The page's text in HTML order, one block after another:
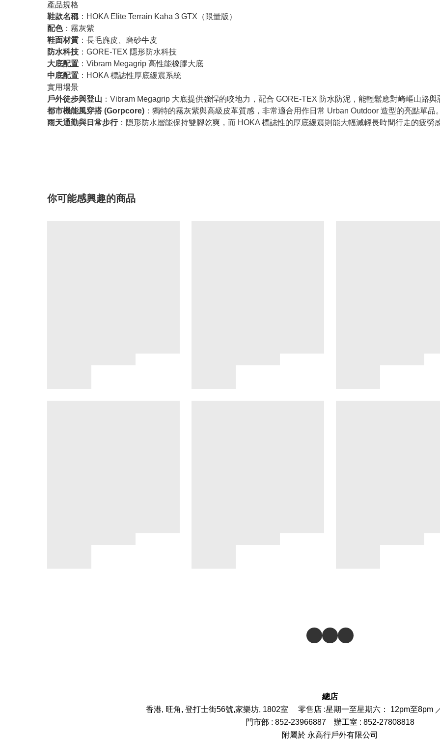
產品規格
鞋款名稱 ：HOKA Elite Terrain Kaha 3 GTX（限量版）
配色：霧灰紫
鞋面材質 ：長毛麂皮、磨砂牛皮
防水科技 ：GORE-TEX 隱形防水科技
大底配置 ：Vibram Megagrip 高性能橡膠大底
中底配置 ：HOKA 標誌性厚底緩震系統
實用場景
戶外徒步與登山 ：Vibram Megagrip 大底提供強悍的咬地力，配合 GORE-TEX 防水防泥，能輕鬆應對崎嶇山路與
都市機能風穿搭 (Gorpcore) ：獨特的霧灰紫與高級皮革質感，非常適合用作日常 Urban Outdoor 造型的亮點單品。
雨天通勤與日常步行：隱形防水層能保持雙腳乾爽，而 HOKA 標誌性的厚底緩震則能大幅減輕長時間行走的疲勞感
你可能感興趣的商品
總店
香港, 旺角, 登打士街56號,家樂坊, 1802室 零售店 :星期一至星期六： 12pm至8pm
門市部 : 852-23966887 辦工室 : 852-27808818
附屬於 永高行戶外有限公司